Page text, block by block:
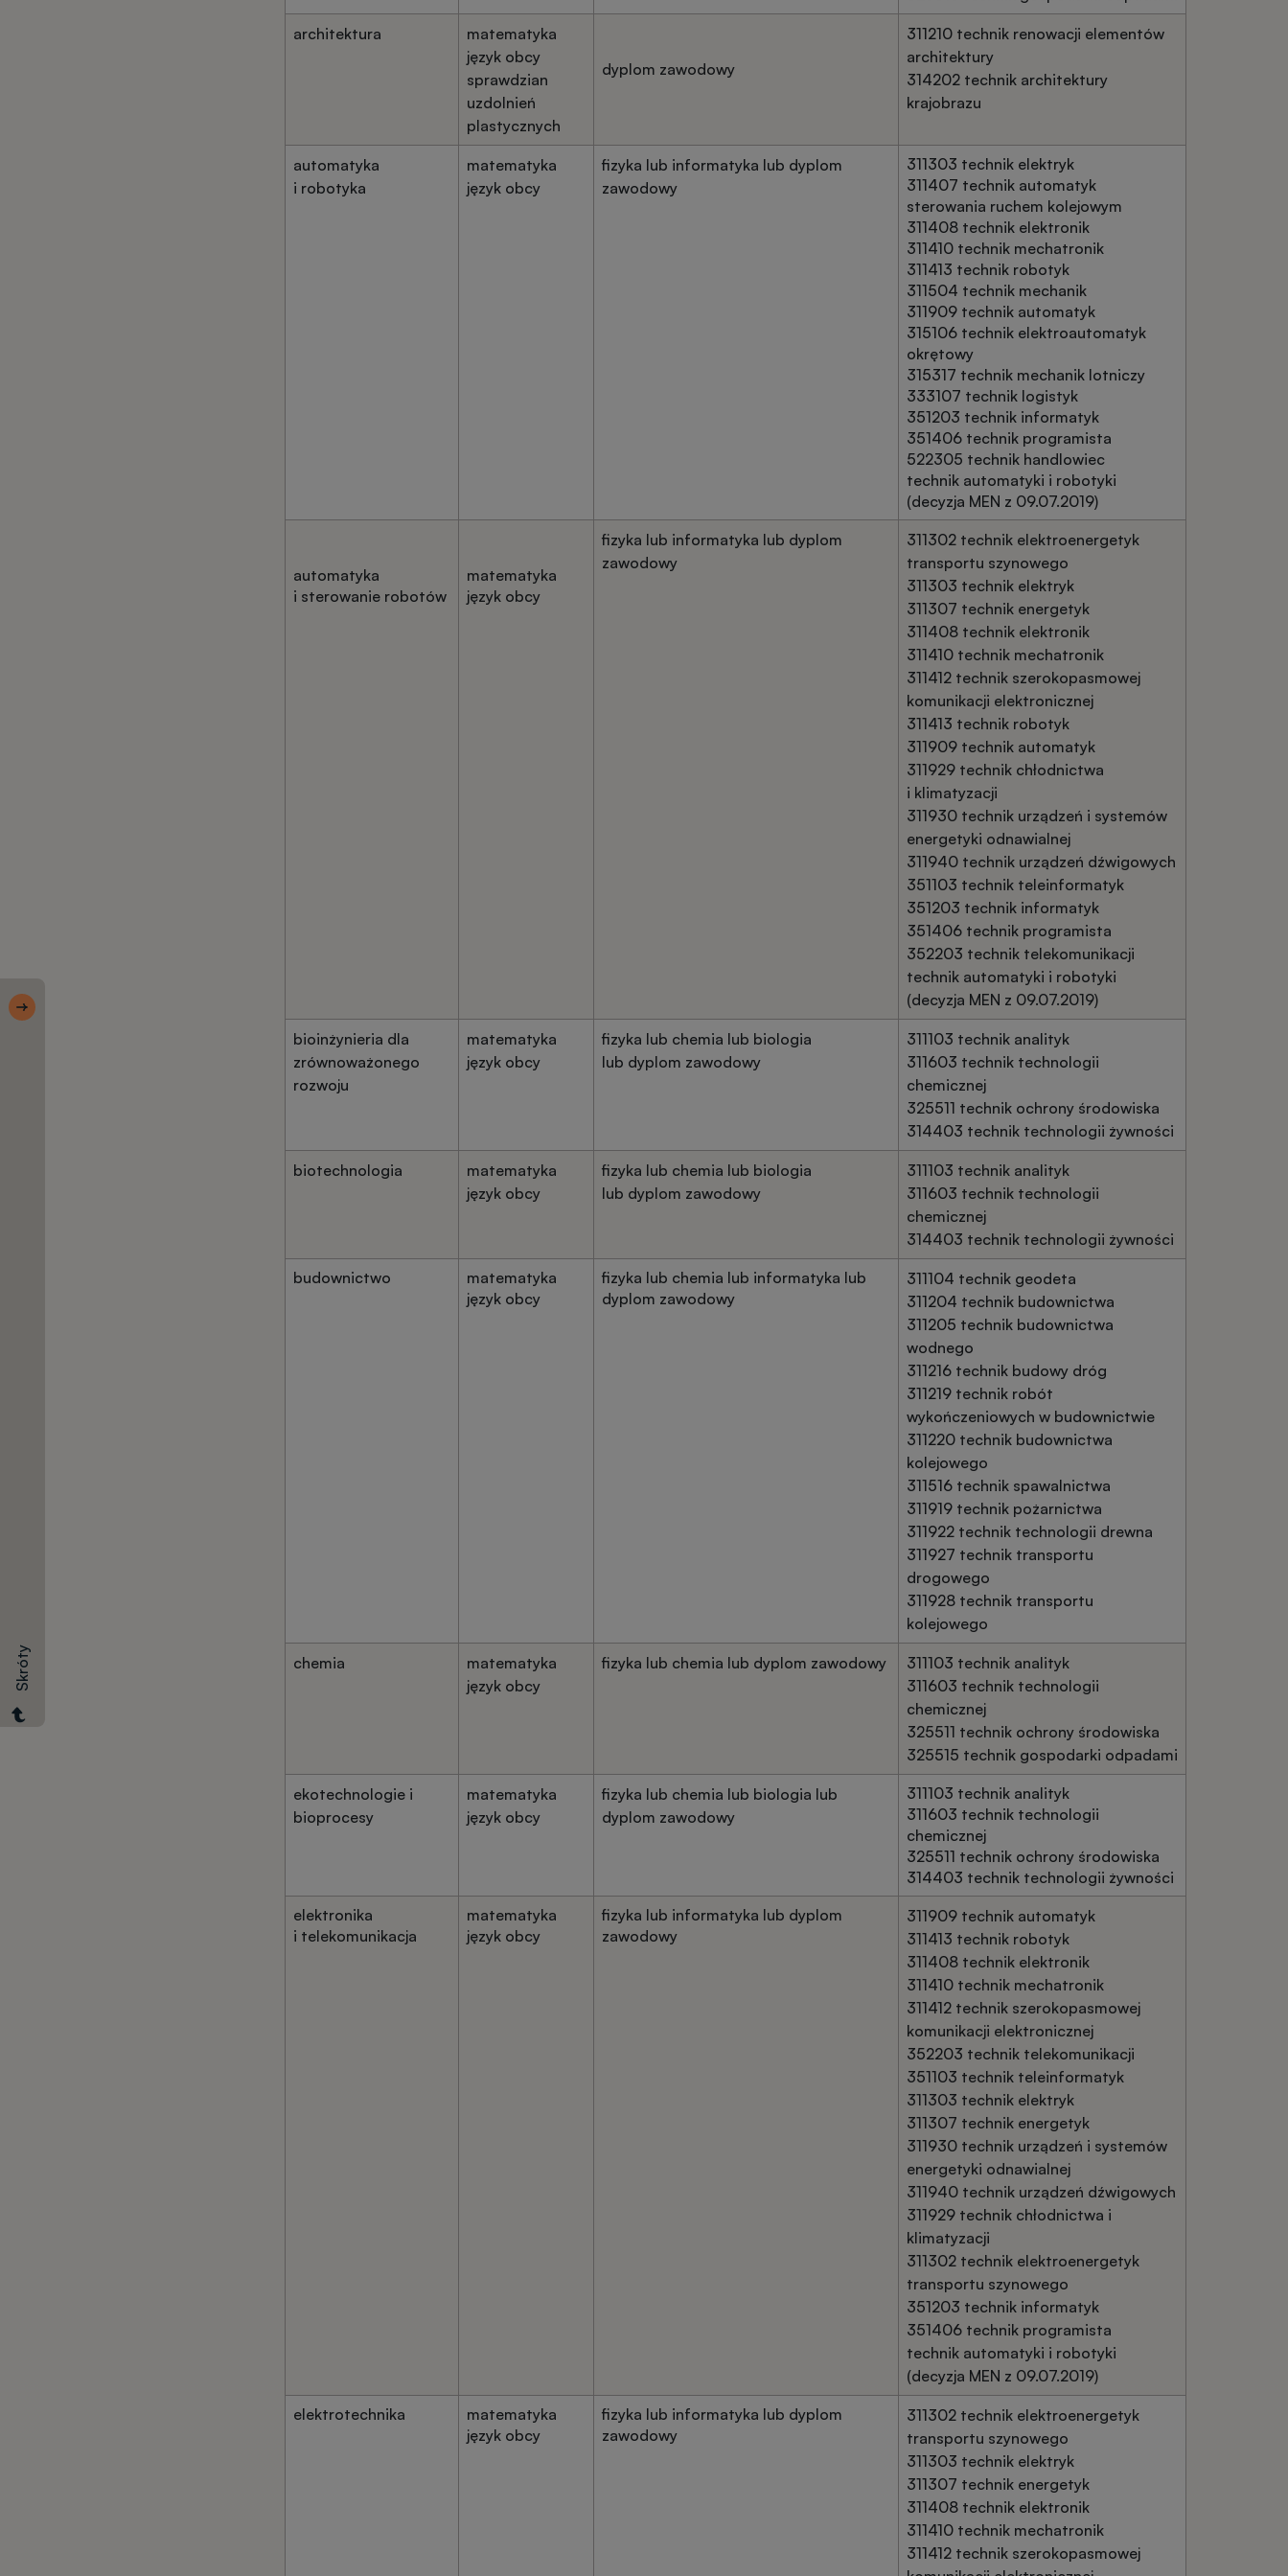
architektura
matematyka
język obcy
sprawdzian
uzdolnień
plastycznych
dyplom zawodowy
311210 technik renowacji elementów
architektury
314202 technik architektury
krajobrazu
automatyka
i robotyka
matematyka
język obcy
fizyka lub informatyka lub dyplom
zawodowy
311303 technik elektryk
311407 technik automatyk
sterowania ruchem kolejowym
311408 technik elektronik
311410 technik mechatronik
311413 technik robotyk
311504 technik mechanik
311909 technik automatyk
315106 technik elektroautomatyk
okrętowy
315317 technik mechanik lotniczy
333107 technik logistyk
351203 technik informatyk
351406 technik programista
522305 technik handlowiec
technik automatyki i robotyki
(decyzja MEN z 09.07.2019)
automatyka
i sterowanie robotów
matematyka
język obcy
fizyka lub informatyka lub dyplom
zawodowy
311302 technik elektroenergetyk
transportu szynowego
311303 technik elektryk
311307 technik energetyk
311408 technik elektronik
311410 technik mechatronik
311412 technik szerokopasmowej
komunikacji elektronicznej
311413 technik robotyk
311909 technik automatyk
311929 technik chłodnictwa
i klimatyzacji
311930 technik urządzeń i systemów
energetyki odnawialnej
311940 technik urządzeń dźwigowych
351103 technik teleinformatyk
351203 technik informatyk
351406 technik programista
352203 technik telekomunikacji
technik automatyki i robotyki
(decyzja MEN z 09.07.2019)
bioinżynieria dla
zrównoważonego
rozwoju
matematyka
język obcy
fizyka lub chemia lub biologia
lub dyplom zawodowy
311103 technik analityk
311603 technik technologii
chemicznej
325511 technik ochrony środowiska
314403 technik technologii żywności
biotechnologia
matematyka
język obcy
fizyka lub chemia lub biologia
lub dyplom zawodowy
311103 technik analityk
311603 technik technologii
chemicznej
314403 technik technologii żywności
budownictwo
matematyka
język obcy
fizyka lub chemia lub informatyka lub
dyplom zawodowy
311104 technik geodeta
311204 technik budownictwa
311205 technik budownictwa
wodnego
311216 technik budowy dróg
311219 technik robót
wykończeniowych w budownictwie
311220 technik budownictwa
kolejowego
311516 technik spawalnictwa
311919 technik pożarnictwa
311922 technik technologii drewna
311927 technik transportu
drogowego
311928 technik transportu
kolejowego
chemia
matematyka
język obcy
fizyka lub chemia lub dyplom zawodowy
311103 technik analityk
311603 technik technologii
chemicznej
325511 technik ochrony środowiska
325515 technik gospodarki odpadami
ekotechnologie i
bioprocesy
matematyka
język obcy
fizyka lub chemia lub biologia lub
dyplom zawodowy
311103 technik analityk
311603 technik technologii
chemicznej
325511 technik ochrony środowiska
314403 technik technologii żywności
elektronika
i telekomunikacja
matematyka
język obcy
fizyka lub informatyka lub dyplom
zawodowy
311909 technik automatyk
311413 technik robotyk
311408 technik elektronik
311410 technik mechatronik
311412 technik szerokopasmowej
komunikacji elektronicznej
352203 technik telekomunikacji
351103 technik teleinformatyk
311303 technik elektryk
311307 technik energetyk
311930 technik urządzeń i systemów
energetyki odnawialnej
311940 technik urządzeń dźwigowych
311929 technik chłodnictwa i
klimatyzacji
311302 technik elektroenergetyk
transportu szynowego
351203 technik informatyk
351406 technik programista
technik automatyki i robotyki
(decyzja MEN z 09.07.2019)
elektrotechnika
matematyka
język obcy
fizyka lub informatyka lub dyplom
zawodowy
311302 technik elektroenergetyk
transportu szynowego
311303 technik elektryk
311307 technik energetyk
311408 technik elektronik
311410 technik mechatronik
311412 technik szerokopasmowej
Skróty